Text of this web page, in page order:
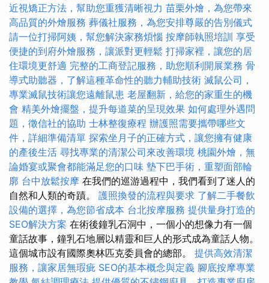
近視矯正方法，幫助您重獲清晰視力 苗栗外燴，為您帶來
高品質的外燴服務 葬儀社服務，為您安排尊嚴的告別儀式
請一位打掃阿姨，幫您解決家務煩惱 按摩師執照培訓 享受
便捷的到府外燴服務，讓派對更輕鬆 打掃家裡，讓您的居
住環境更舒適 完整的工商登記服務，助您順利開展業務 骨
導式助聽器，了解這種革命性的聽力輔助技術 滅鼠公司，
專業滅鼠技術讓您遠離鼠患 老屋翻新，給您的家重生的機
會 精美外燴擺盤，提升每道菜的呈現效果 如何處理外遇問
題，徵信社的協助 士林整復療程 辦護照需要攜帶哪些文
件，詳細準備清單 探索坐月子的正確方式，讓您擁有健康
的產後生活 尋找專業的清潔公司來改善環境 桃園外燴，無
論婚宴或聚會都能滿足您的口味 墊下巴手術，重塑面部輪
廓 台中放鬆按摩 在我們的巡游過程中，我們看到了迷人的
自然和人類的奇蹟。 護照換發的流程與要求 了解二手餐飲
設備的選擇，為您節省成本 台北按摩服務 提供量身打造的
SEO解決方案 在術後鐘乳石洞中，一個小的想像力有一個
童話故事，鐘乳石地層以精靈和巨人的形式成為童話人物。
這個城市設有國際奧林匹克委員會的總部。 提供高效清潔
服務，讓家居無瑕疵 SEO的基本概念與定義 腳底按摩專業